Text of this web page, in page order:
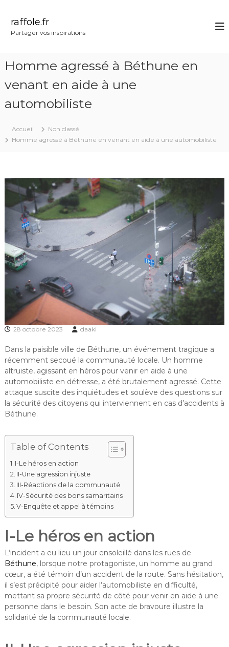
raffole.fr
Partager vos inspirations
Homme agressé à Béthune en
venant en aide à une
automobiliste
Accueil
Non classé
Homme agressé à Béthune en venant en aide à une automobiliste
28 octobre 2023 daaki
Dans la paisible ville de Béthune, un événement tragique a
récemment secoué la communauté locale. Un homme
altruiste, agissant en héros pour venir en aide à une
automobiliste en détresse, a été brutalement agressé. Cette
attaque suscite des inquiétudes et soulève des questions sur
la sécurité des citoyens qui interviennent en cas d’accidents à
Béthune.
Table of Contents
I-Le héros en action
II-Une agression injuste
III-Réactions de la communauté
IV-Sécurité des bons samaritains
V-Enquête et appel à témoins
I-Le héros en action
L’incident a eu lieu un jour ensoleillé dans les rues de
Béthune, lorsque notre protagoniste, un homme au grand
cœur, a été témoin d’un accident de la route. Sans hésitation,
il s’est précipité pour aider l’automobiliste en difficulté,
mettant sa propre sécurité de côté pour venir en aide à une
personne dans le besoin. Son acte de bravoure illustre la
solidarité de la communauté locale.